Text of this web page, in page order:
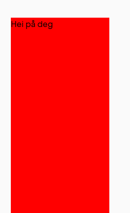
Hei på deg